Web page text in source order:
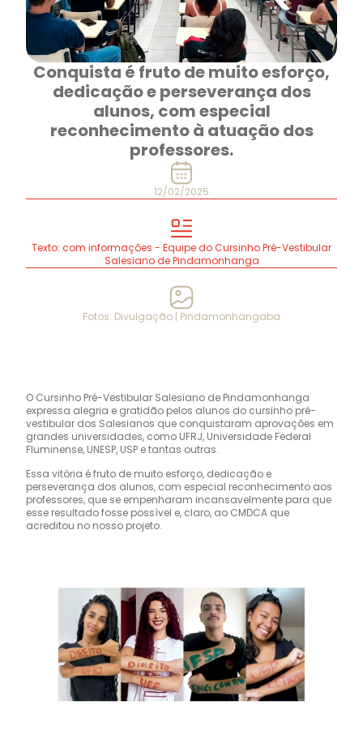
12/02/2025
Texto: com informações - Equipe do Cursinho Pré-Vestibular
Salesiano de Pindamonhanga
Fotos: Divulgação | Pindamonhangaba
Conquista é fruto de muito esforço,
dedicação e perseverança dos
alunos, com especial
reconhecimento à atuação dos
professores.
O Cursinho Pré-Vestibular Salesiano de Pindamonhanga
expressa alegria e gratidão pelos alunos do cursinho pré-
vestibular dos Salesianos que conquistaram aprovações em
grandes universidades, como UFRJ, Universidade Federal
Fluminense, UNESP, USP e tantas outras.
Essa vitória é fruto de muito esforço, dedicação e
perseverança dos alunos, com especial reconhecimento aos
professores, que se empenharam incansavelmente para que
esse resultado fosse possível e, claro, ao CMDCA que
acreditou no nosso projeto.